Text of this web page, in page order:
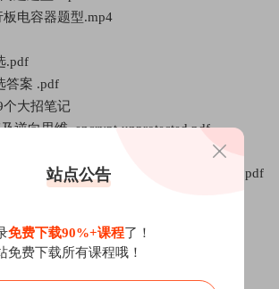
电容器题型.mp4
.pdf
案 .pdf
大招笔记
向思维_encrypt-unprotected.pdf
匀变速直线运动_encrypt-unprotected.pdf
解追及相遇计算题_encrypt-
站点公告
免费下载90%+课程了！
免费下载所有课程哦！